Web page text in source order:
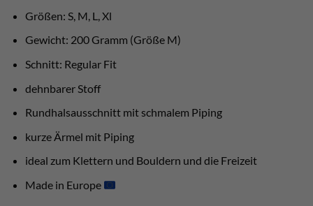
Größen: S, M, L, Xl
Gewicht: 200 Gramm (Größe M)
Schnitt: Regular Fit
dehnbarer Stoff
Rundhalsausschnitt mit schmalem Piping
kurze Ärmel mit Piping
ideal zum Klettern und Bouldern und die Freizeit
Made in Europe